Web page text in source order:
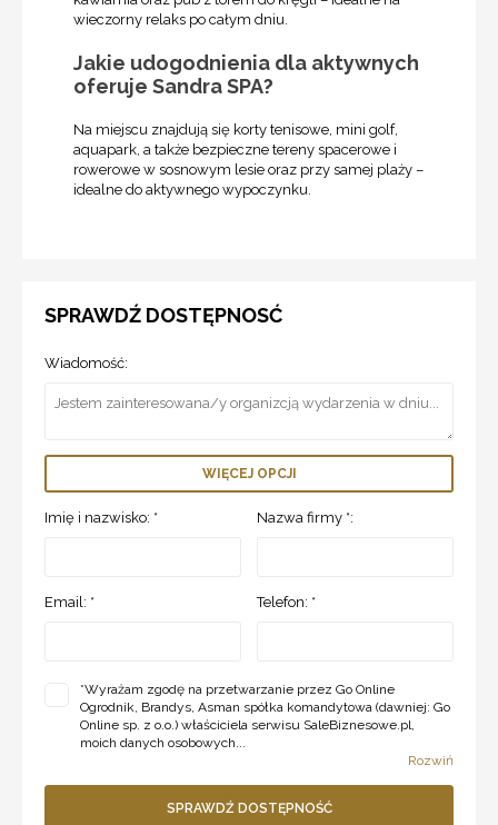
wieczorny relaks po całym dniu.
Jakie udogodnienia dla aktywnych
oferuje Sandra SPA?
Na miejscu znajdują się korty tenisowe, mini golf,
aquapark, a także bezpieczne tereny spacerowe i
rowerowe w sosnowym lesie oraz przy samej plaży –
idealne do aktywnego wypoczynku.
SPRAWDŹ DOSTĘPNOSĆ
Wiadomość:
WIĘCEJ OPCJI
Imię i nazwisko: * Nazwa firmy *:
Email: * Telefon: *
*Wyrażam zgodę na przetwarzanie przez Go Online
Ogrodnik, Brandys, Asman spółka komandytowa (dawniej: Go
Online sp. z o.o.) właściciela serwisu SaleBiznesowe.pl,
moich danych osobowych...
Rozwiń
SPRAWDŹ DOSTĘPNOŚĆ